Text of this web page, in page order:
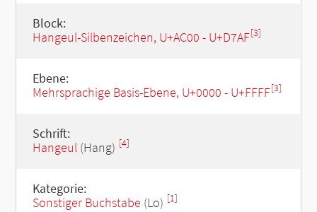
Block:
Hangeul-Silbenzeichen, U+AC00 - U+D7AF[3]
Ebene:
Mehrsprachige Basis-Ebene, U+0000 - U+FFFF[3]
Schrift:
Hangeul(Hang) [4]
Kategorie:
Sonstiger Buchstabe (Lo) [1]